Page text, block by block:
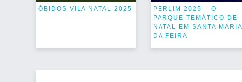
ÓBIDOS VILA NATAL 2025
PERLIM 2025 – O
PARQUE TEMÁTICO DE
NATAL EM SANTA MARIA
DA FEIRA